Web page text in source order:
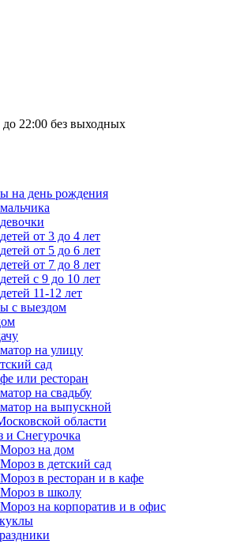
22:00 без выходных
на день рождения
от 3 до 4 лет
от 5 до 6 лет
от 7 до 8 лет
с 9 до 10 лет
11-12 лет
с выездом
на улицу
сад
или ресторан
на свадьбу
на выпускной
области
и Снегурочка
на дом
в детский сад
в ресторан и в кафе
в школу
на корпоратив и в офис